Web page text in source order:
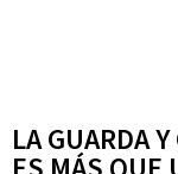
LA GUARDA